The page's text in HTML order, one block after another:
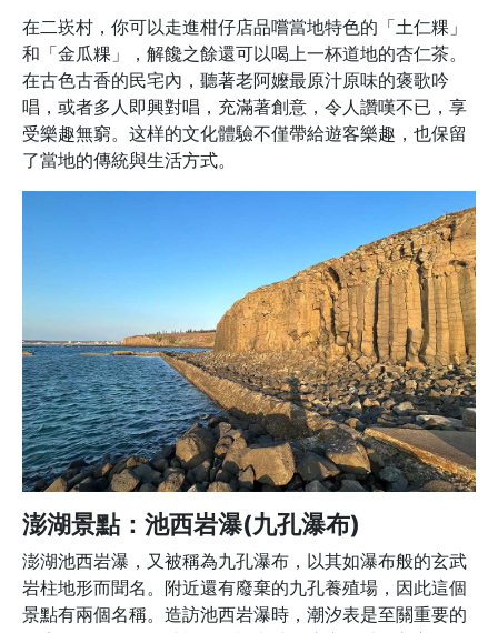
在二崁村，你可以走進柑仔店品嚐當地特色的「土仁粿」
和「金瓜粿」，解饞之餘還可以喝上一杯道地的杏仁茶。
在古色古香的民宅內，聽著老阿嬤最原汁原味的褒歌吟
唱，或者多人即興對唱，充滿著創意，令人讚嘆不已，享
受樂趣無窮。这样的文化體驗不僅帶給遊客樂趣，也保留
了當地的傳統與生活方式。
澎湖景點：池西岩瀑(九孔瀑布)
澎湖池西岩瀑，又被稱為九孔瀑布，以其如瀑布般的玄武
岩柱地形而聞名。附近還有廢棄的九孔養殖場，因此這個
景點有兩個名稱。造訪池西岩瀑時，潮汐表是至關重要的